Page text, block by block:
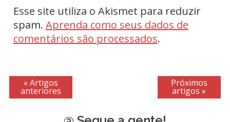
Esse site utiliza o Akismet para reduzir
spam. Aprenda como seus dados de
comentários são processados.
« Artigos
anteriores
Próximos
artigos »